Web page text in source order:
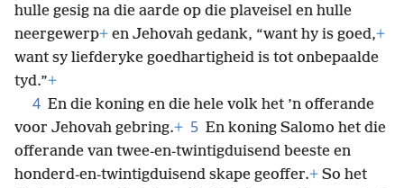
hulle gesig na die aarde op die plaveisel en hulle
neergewerp+ en Jehovah gedank, “want hy is goed,+
want sy liefderyke goedhartigheid is tot onbepaalde
tyd.”+
4 En die koning en die hele volk het ’n offerande
voor Jehovah gebring.+ 5 En koning Salomo het die
offerande van twee-en-twintigduisend beeste en
honderd-en-twintigduisend skape geoffer.+ So het